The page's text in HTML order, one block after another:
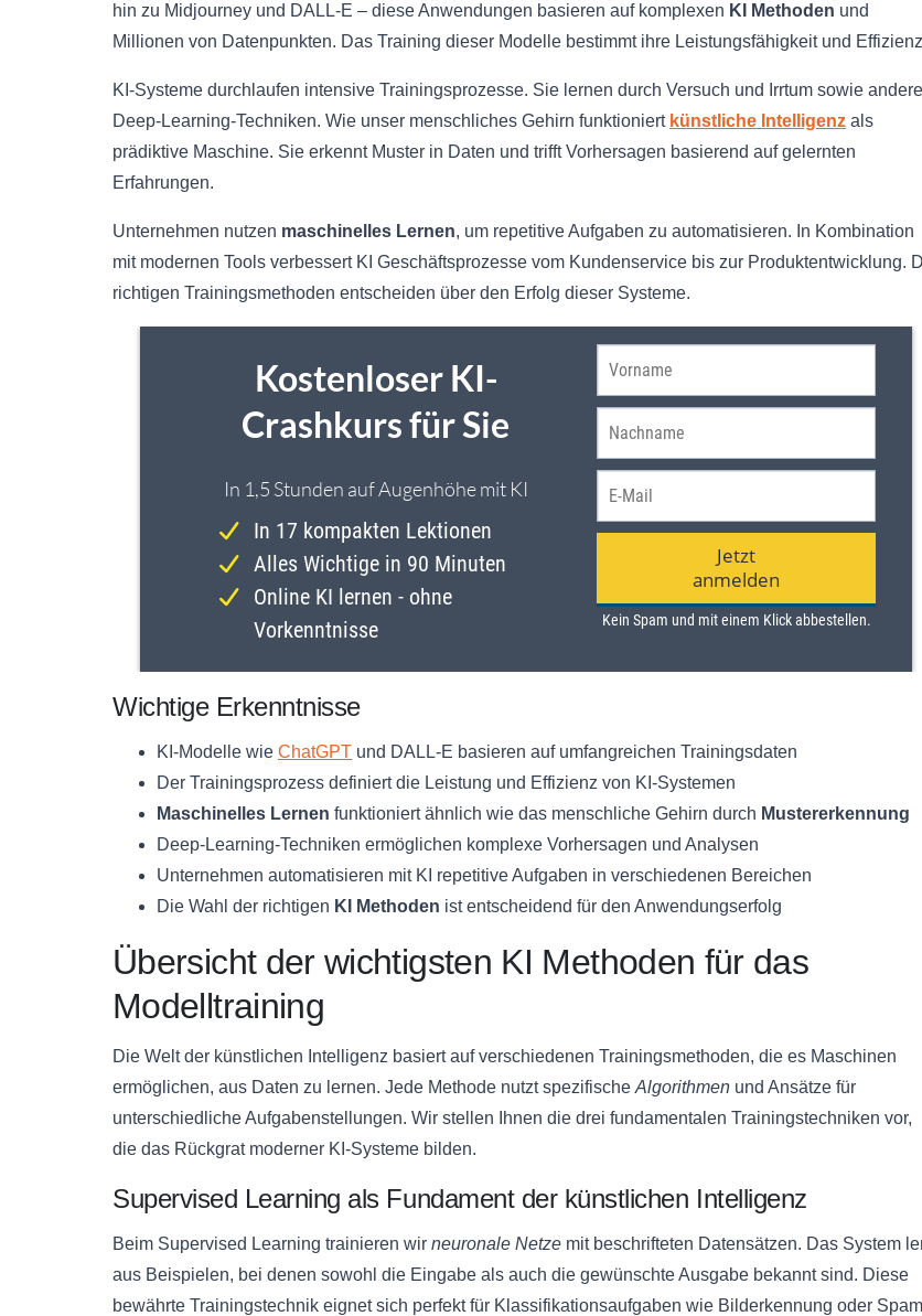
hin zu Midjourney und DALL-E – diese Anwendungen basieren auf komplexen KI Methoden und
Millionen von Datenpunkten. Das Training dieser Modelle bestimmt ihre Leistungsfähigkeit und
KI-Systeme durchlaufen intensive Trainingsprozesse. Sie lernen durch Versuch und Irrtum sowie andere
Deep-Learning-Techniken. Wie unser menschliches Gehirn funktioniert künstliche Intelligenz als
prädiktive Maschine. Sie erkennt Muster in Daten und trifft Vorhersagen basierend auf gelernten
Erfahrungen.
Unternehmen nutzen maschinelles Lernen, um repetitive Aufgaben zu automatisieren. In Kombination
mit modernen Tools verbessert KI Geschäftsprozesse vom Kundenservice bis zur Produktentwicklung.
richtigen Trainingsmethoden entscheiden über den Erfolg dieser Systeme.
Wichtige Erkenntnisse
KI-Modelle wie ChatGPT und DALL-E basieren auf umfangreichen Trainingsdaten
Der Trainingsprozess definiert die Leistung und Effizienz von KI-Systemen
Maschinelles Lernen funktioniert ähnlich wie das menschliche Gehirn durch Mustererkennung
Deep-Learning-Techniken ermöglichen komplexe Vorhersagen und Analysen
Unternehmen automatisieren mit KI repetitive Aufgaben in verschiedenen Bereichen
Die Wahl der richtigen KI Methoden ist entscheidend für den Anwendungserfolg
Übersicht der wichtigsten KI Methoden für das
Modelltraining
Die Welt der künstlichen Intelligenz basiert auf verschiedenen Trainingsmethoden, die es Maschinen
ermöglichen, aus Daten zu lernen. Jede Methode nutzt spezifische Algorithmen und Ansätze für
unterschiedliche Aufgabenstellungen. Wir stellen Ihnen die drei fundamentalen Trainingstechniken vor,
die das Rückgrat moderner KI-Systeme bilden.
Supervised Learning als Fundament der künstlichen Intelligenz
Beim Supervised Learning trainieren wir neuronale Netze mit beschrifteten Datensätzen. Das System
aus Beispielen, bei denen sowohl die Eingabe als auch die gewünschte Ausgabe bekannt sind. Diese
bewährte Trainingstechnik eignet sich perfekt für Klassifikationsaufgaben wie Bilderkennung oder